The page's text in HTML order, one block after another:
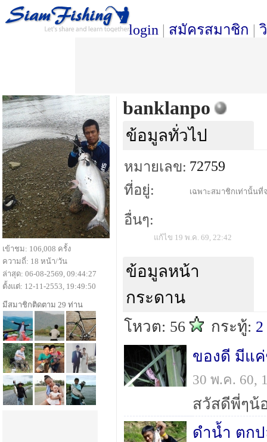
login | สมัครสมาชิก |
banklanpo
ข้อมูลทั่วไป
หมายเลข: 72759
ที่อยู่:
เฉพาะสมาชิกเท่านั้นที่
อื่นๆ:
แก้ไข 19 พ.ค. 69, 22:42
ข้อมูลหน้า
กระดาน
โหวต: 56 กระทู้: 2
ของดี มีแ
30 พ.ค. 60,
ดำน้ำ ตก
เข้าชม: 106,008 ครั้ง
ความถี่: 18 หน้า/วัน
ล่าสุด: 06-08-2569, 09:44:27
ตั้งแต่: 12-11-2553, 19:49:50
มีสมาชิกติดตาม 29 ท่าน